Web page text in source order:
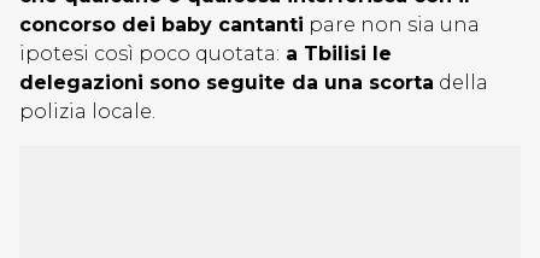
concorso dei baby cantanti pare non sia una
ipotesi così poco quotata: a Tbilisi le
delegazioni sono seguite da una scorta della
polizia locale.